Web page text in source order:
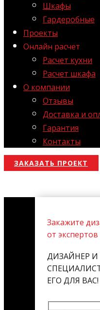
Шкафы
Гардеробные
Проекты
Онлайн расчет
Расчет кухни
Расчет шкафа
О компании
Отзывы
Доставка и
Гарантия
Контакты
ЗАКАЗАТЬ ПРОЕКТ
Закажите
от экспертов
ДИЗАЙНЕР
ЕГО ДЛЯ ВАС!